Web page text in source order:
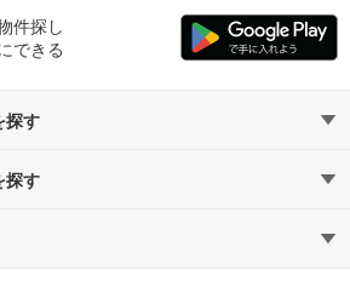
件探し
できる
探す
探す